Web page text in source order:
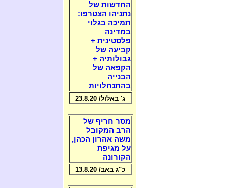
החדשות של
נתניהו הצטרפו:
תמיכה בגלוי
במדינה
פלסטינית +
קביעה של
גבולותיה +
הקפאה של
הבנייה
בהתנחלויות
ג' באלול/ 23.8.20
מסר חריף של
הרב המקובל
משה אהרון הכהן,
על מגיפת
הקורונה
כ"ג באב/ 13.8.20